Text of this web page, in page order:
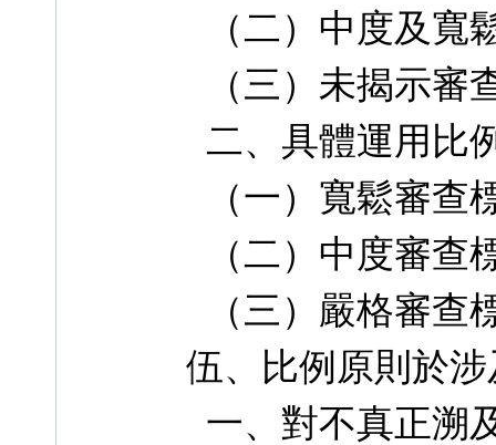
（二）中度及寬
（三）未揭示審
二、具體運用比
（一）寬鬆審查
（二）中度審查
（三）嚴格審查
伍、比例原則於
一、對不真正溯